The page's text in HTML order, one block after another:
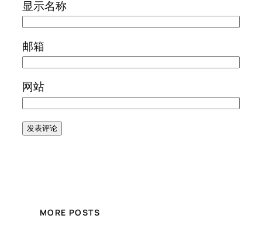
显示名称
邮箱
网站
MORE POSTS